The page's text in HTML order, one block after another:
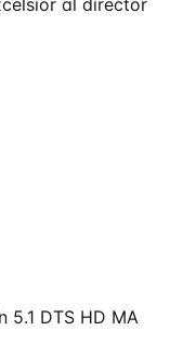
al director
5.1 DTS HD MA